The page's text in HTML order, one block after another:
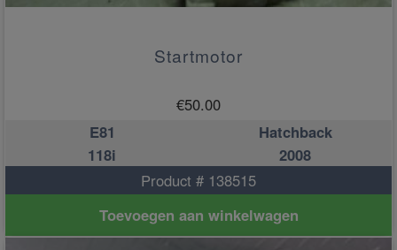
Startmotor
€50.00
E81
Hatchback
118i
2008
Product # 138515
Toevoegen aan winkelwagen